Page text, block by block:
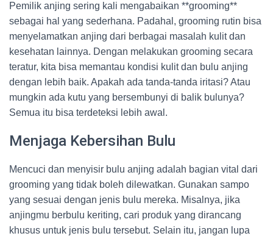
Pemilik anjing sering kali mengabaikan **grooming**
sebagai hal yang sederhana. Padahal, grooming rutin bisa
menyelamatkan anjing dari berbagai masalah kulit dan
kesehatan lainnya. Dengan melakukan grooming secara
teratur, kita bisa memantau kondisi kulit dan bulu anjing
dengan lebih baik. Apakah ada tanda-tanda iritasi? Atau
mungkin ada kutu yang bersembunyi di balik bulunya?
Semua itu bisa terdeteksi lebih awal.
Menjaga Kebersihan Bulu
Mencuci dan menyisir bulu anjing adalah bagian vital dari
grooming yang tidak boleh dilewatkan. Gunakan sampo
yang sesuai dengan jenis bulu mereka. Misalnya, jika
anjingmu berbulu keriting, cari produk yang dirancang
khusus untuk jenis bulu tersebut. Selain itu, jangan lupa